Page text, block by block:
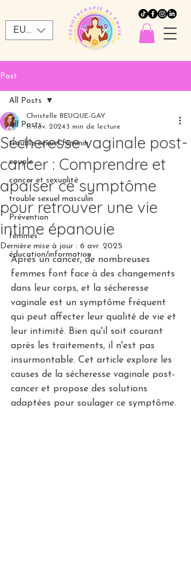
EUR (€)
Post
All Posts
trouble sexuel féminin
couple
cancer et sexualité
trouble sexuel masculin
Prévention
femmes
éducation/information
All Posts
Sécheresse vaginale post-
cancer : Comprendre et
apaiser ce symptôme
pour retrouver une vie
intime épanouie
Christelle BEUQUE-GAY
11 nov. 20243 min de lecture
Dernière mise à jour : 6 avr. 2025
Après un cancer, de nombreuses
femmes font face à des changements
dans leur corps, et la sécheresse
vaginale est un symptôme fréquent
qui peut affecter leur qualité de vie et
leur intimité. Bien qu'il soit courant
après les traitements, il n'est pas
insurmontable. Cet article explore les
causes de la sécheresse vaginale post-
cancer et propose des solutions
adaptées pour soulager ce symptôme.